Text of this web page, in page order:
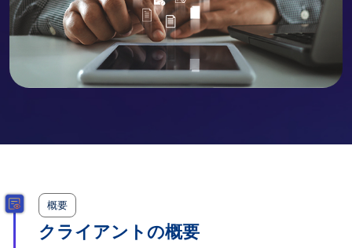
概要
クライアントの概要